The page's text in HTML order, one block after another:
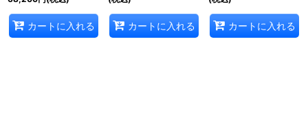
カートに入れる カートに入れる カートに入れる